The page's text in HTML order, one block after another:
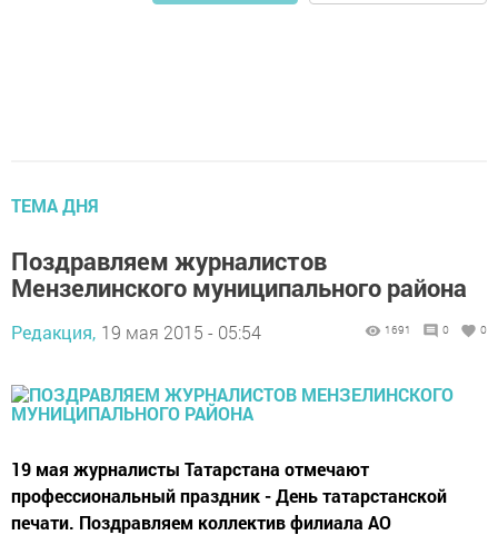
ТЕМА ДНЯ
Поздравляем журналистов
Мензелинского муниципального района
Редакция, 19 мая 2015 - 05:54 1691 0 0
19 мая журналисты Татарстана отмечают
профессиональный праздник - День татарстанской
печати. Поздравляем коллектив филиала АО